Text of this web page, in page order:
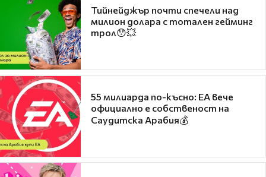
Тийнейджър почти спечели над
милион долара с тотален гейминг
трол😯💥
55 милиарда по-късно: EA вече
официално е собственост на
Саудитска Арабия💰